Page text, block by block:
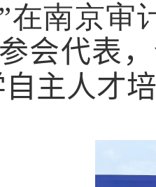
在南京审
会代表
主人才